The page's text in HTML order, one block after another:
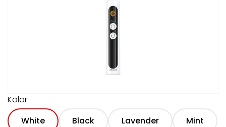
Kolor
White
Black Lavender Mint